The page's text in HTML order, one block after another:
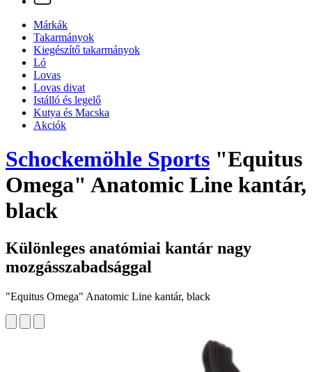
Márkák
Takarmányok
Kiegészítő takarmányok
Ló
Lovas
Lovas divat
Istálló és legelő
Kutya és Macska
Akciók
Schockemöhle Sports "Equitus
Omega" Anatomic Line kantár,
black
Különleges anatómiai kantár nagy
mozgásszabadsággal
"Equitus Omega" Anatomic Line kantár, black